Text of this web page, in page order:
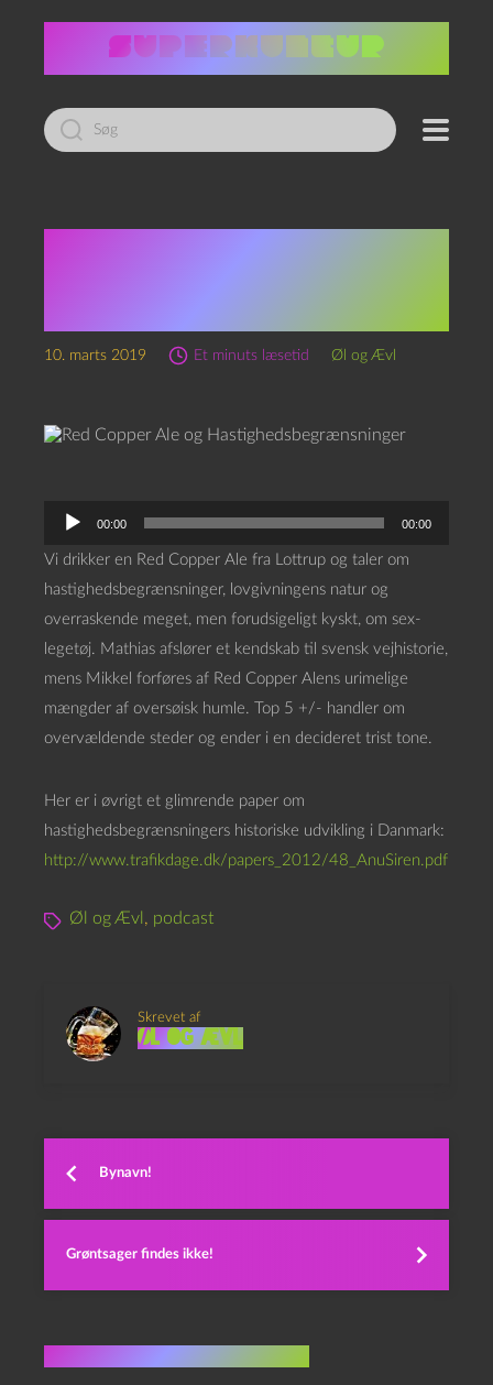
Led
efter:
10. marts 2019 Et minuts læsetid Øl og Ævl
00:00 00:00
Vi drikker en Red Copper Ale fra Lottrup og taler om
hastighedsbegrænsninger, lovgivningens natur og
overraskende meget, men forudsigeligt kyskt, om sex-
legetøj. Mathias afslører et kendskab til svensk vejhistorie,
mens Mikkel forføres af Red Copper Alens urimelige
mængder af oversøisk humle. Top 5 +/- handler om
overvældende steder og ender i en decideret trist tone.
Her er i øvrigt et glimrende paper om
hastighedsbegrænsningers historiske udvikling i Danmark:
http://www.trafikdage.dk/papers_2012/48_AnuSiren.pdf
Øl og Ævl , podcast
Skrevet af
Øl og Ævl
Bynavn!
Grøntsager findes ikke!